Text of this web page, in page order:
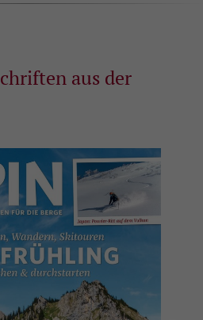
aus der
die Anzahl der Besucher, die
es sich um einen von
Analytics festgelegten
Cookie, bei dem das
auf dem Namen die
Identitätsnummer des Kontos
Website enthält, auf die es sich
handelt sich um eine Variante
Cookies, mit dem die von